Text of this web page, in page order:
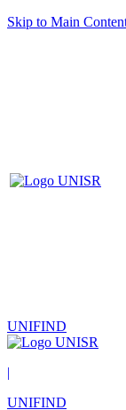
Skip to Main
UNIFIND
|
UNIFIND